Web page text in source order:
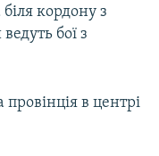
кордону з
бої з
провінція в центрі